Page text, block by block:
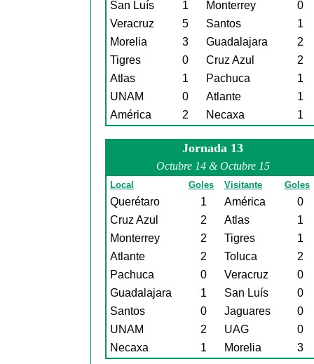
San Luís
1 Monterrey
0
Veracruz
5 Santos
1
Morelia
3 Guadalajara
2
Tigres
0 Cruz Azul
2
Atlas
1 Pachuca
1
UNAM
0 Atlante
1
América
2 Necaxa 1
Jornada 13
Octubre 14 & Octubre 15
Local Goles Visitante Goles
Querétaro 1 América
0
Cruz Azul
2 Atlas
1
Monterrey
2 Tigres
1
Atlante
2 Toluca
2
Pachuca
0 Veracruz
0
Guadalajara
1 San Luís
0
Santos
0 Jaguares
0
UNAM
2 UAG
0
Necaxa
1 Morelia 3